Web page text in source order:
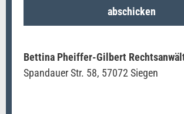
abschicken
Bettina Pheiffer-Gilbert
Spandauer Str. 58, 57072 Siegen